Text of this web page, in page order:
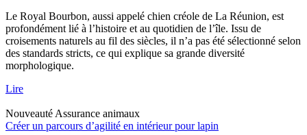
Le Royal Bourbon, aussi appelé chien créole de La Réunion, est
profondément lié à l’histoire et au quotidien de l’île. Issu de
croisements naturels au fil des siècles, il n’a pas été sélectionné selon
des standards stricts, ce qui explique sa grande diversité
morphologique.
Lire
Nouveauté Assurance animaux
Créer un parcours d’agilité en intérieur pour lapin